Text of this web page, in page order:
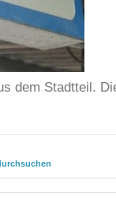
dem Stadtteil.